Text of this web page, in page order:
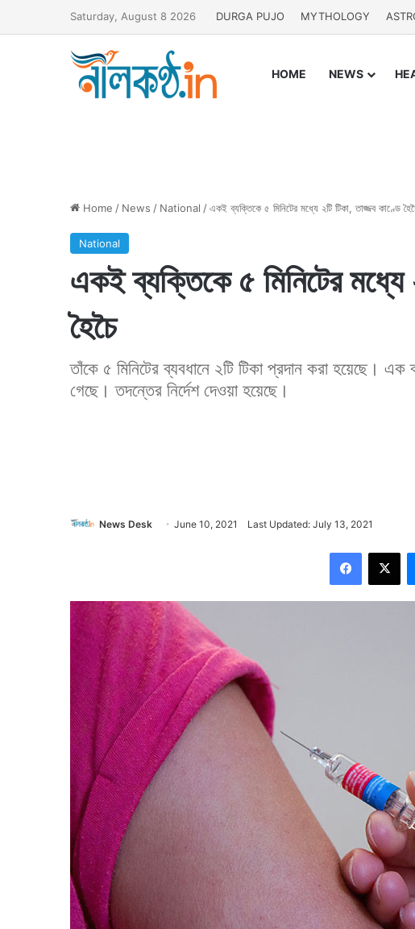
Saturday, August 8 2026 DURGA PUJO MYTHOLOGY
HOME NEWS
Home / News / National /একই ব্যক্তিকে ৫ মিনিটের মধ্যে ২টি টিকা, তাজ্জব কাণ্ডে
National
একই ব্যক্তিকে ৫ মিনিটের মধ্যে
হৈচৈ
তাঁকে ৫ মিনিটের ব্যবধানে ২টি টিকা প্রদান করা হয়েছে।
গেছে। তদন্তের নির্দেশ দেওয়া হয়েছে।
News Desk June 10, 2021 Last Updated: July 13, 2021